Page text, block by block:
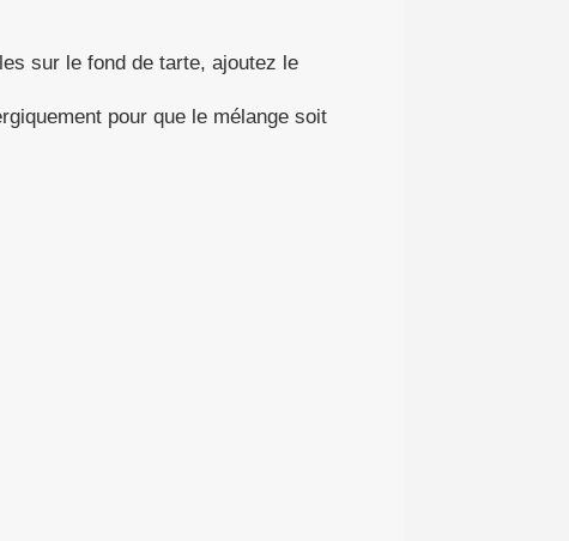
sur le fond de tarte, ajoutez le
pour que le mélange soit